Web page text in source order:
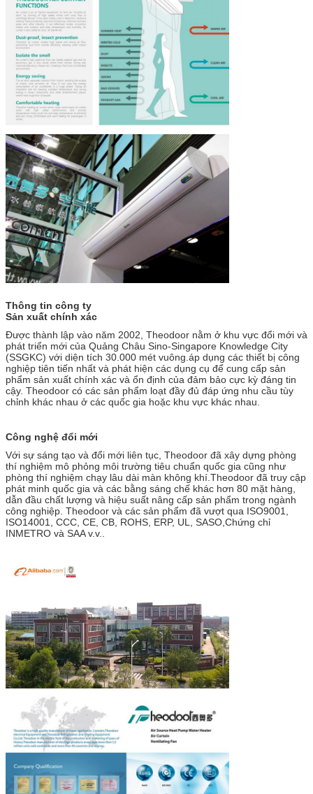
Thông tin công ty
Sản xuất chính xác
Được thành lập vào năm 2002, Theodoor nằm ở khu vực đổi mới và
phát triển mới của Quảng Châu Sino-Singapore Knowledge City
(SSGKC) với diện tích 30.000 mét vuông.áp dụng các thiết bị công
nghiệp tiên tiến nhất và phát hiện các dụng cụ để cung cấp sản
phẩm sản xuất chính xác và ổn định của đảm bảo cực kỳ đáng tin
cậy. Theodoor có các sản phẩm loạt đầy đủ đáp ứng nhu cầu tùy
chỉnh khác nhau ở các quốc gia hoặc khu vực khác nhau.
Công nghệ đổi mới
Với sự sáng tạo và đổi mới liên tục, Theodoor đã xây dựng phòng
thí nghiệm mô phỏng môi trường tiêu chuẩn quốc gia cũng như
phòng thí nghiệm chạy lâu dài màn không khí.Theodoor đã truy cập
phát minh quốc gia và các bằng sáng chế khác hơn 80 mặt hàng,
dẫn đầu chất lượng và hiệu suất nâng cấp sản phẩm trong ngành
công nghiệp. Theodoor và các sản phẩm đã vượt qua ISO9001,
ISO14001, CCC, CE, CB, ROHS, ERP, UL, SASO,Chứng chỉ
INMETRO và SAA v.v..